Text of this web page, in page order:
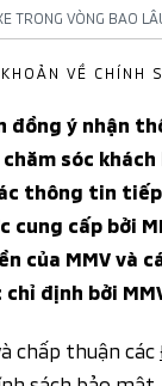
TRONG VÒNG BAO
VỀ CHÍNH
đồng ý nhận
sóc
thông tin
cung cấp bởi
của MMV và
định bởi
chấp thuận các